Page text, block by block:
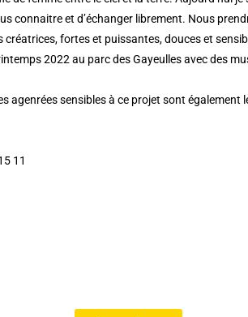
connaitre et d’échanger librement. Nous
fortes et puissantes, douces et
2022 au parc des Gayeulles avec des
agenrées sensibles à ce projet sont également
11